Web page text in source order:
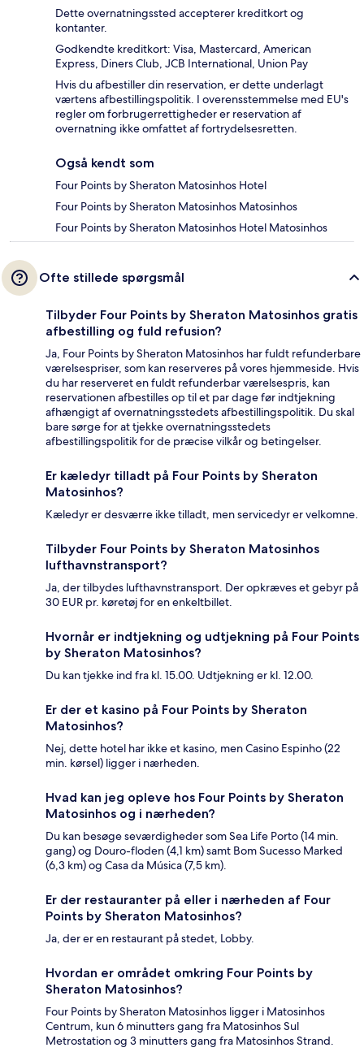
Dette overnatningssted accepterer kreditkort og
kontanter.
Godkendte kreditkort: Visa, Mastercard, American
Express, Diners Club, JCB International, Union Pay
Hvis du afbestiller din reservation, er dette underlagt
værtens afbestillingspolitik. I overensstemmelse med EU's
regler om forbrugerrettigheder er reservation af
overnatning ikke omfattet af fortrydelsesretten.
Også kendt som
Four Points by Sheraton Matosinhos Hotel
Four Points by Sheraton Matosinhos Matosinhos
Four Points by Sheraton Matosinhos Hotel Matosinhos
Ofte stillede spørgsmål
Tilbyder Four Points by Sheraton Matosinhos gratis
afbestilling og fuld refusion?
Ja, Four Points by Sheraton Matosinhos har fuldt refunderbare
værelsespriser, som kan reserveres på vores hjemmeside. Hvis
du har reserveret en fuldt refunderbar værelsespris, kan
reservationen afbestilles op til et par dage før indtjekning
afhængigt af overnatningsstedets afbestillingspolitik. Du skal
bare sørge for at tjekke overnatningsstedets
afbestillingspolitik for de præcise vilkår og betingelser.
Er kæledyr tilladt på Four Points by Sheraton
Matosinhos?
Kæledyr er desværre ikke tilladt, men servicedyr er velkomne.
Tilbyder Four Points by Sheraton Matosinhos
lufthavnstransport?
Ja, der tilbydes lufthavnstransport. Der opkræves et gebyr på
30 EUR pr. køretøj for en enkeltbillet.
Hvornår er indtjekning og udtjekning på Four Points
by Sheraton Matosinhos?
Du kan tjekke ind fra kl. 15.00. Udtjekning er kl. 12.00.
Er der et kasino på Four Points by Sheraton
Matosinhos?
Nej, dette hotel har ikke et kasino, men Casino Espinho (22
min. kørsel) ligger i nærheden.
Hvad kan jeg opleve hos Four Points by Sheraton
Matosinhos og i nærheden?
Du kan besøge seværdigheder som Sea Life Porto (14 min.
gang) og Douro-floden (4,1 km) samt Bom Sucesso Marked
(6,3 km) og Casa da Música (7,5 km).
Er der restauranter på eller i nærheden af Four
Points by Sheraton Matosinhos?
Ja, der er en restaurant på stedet, Lobby.
Hvordan er området omkring Four Points by
Sheraton Matosinhos?
Four Points by Sheraton Matosinhos ligger i Matosinhos
Centrum, kun 6 minutters gang fra Matosinhos Sul
Metrostation og 3 minutters gang fra Matosinhos Strand.